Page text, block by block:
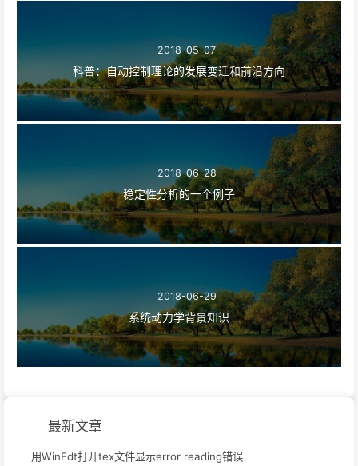
2018-05-07
科普：自动控制理论的发展变迁和前沿方向
2018-06-28
稳定性分析的一个例子
2018-06-29
系统动力学背景知识
最新文章
用WinEdt打开tex文件显示error reading错误